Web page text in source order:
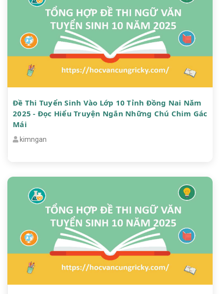
Đề Thi Tuyển Sinh Vào Lớp 10 Tỉnh Đồng Nai Năm
2025 - Đọc Hiểu Truyện Ngắn Những Chú Chim Gác
Mái
kimngan